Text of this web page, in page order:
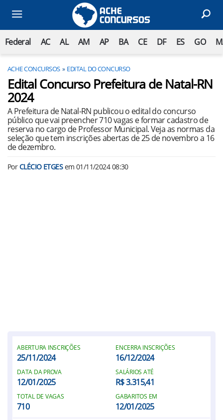
Federal AC AL AM AP BA CE DF ES GO
ACHE CONCURSOS EDITAL DO CONCURSO
Edital Concurso Prefeitura de Natal-RN
2024
A Prefeitura de Natal-RN publicou o edital do concurso
público que vai preencher 710 vagas e formar cadastro de
reserva no cargo de Professor Municipal. Veja as normas da
seleção que tem inscrições abertas de 25 de novembro a 16
de dezembro.
PorCLÉCIO ETGESem 01/11/2024 08:30
ABERTURA INSCRIÇÕES
25/11/2024
ENCERRA INSCRIÇÕES
16/12/2024
DATA DA PROVA
12/01/2025
SALÁRIOS ATÉ
R$ 3.315,41
TOTAL DE VAGAS
710
GABARITOS EM
12/01/2025